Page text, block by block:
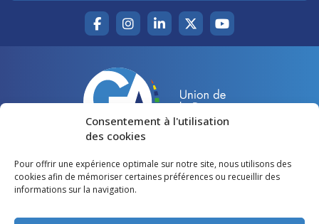
Consentement à l'utilisation
des cookies
Pour offrir une expérience optimale sur notre site, nous utilisons des
cookies afin de mémoriser certaines préférences ou recueillir des
informations sur la navigation.
Accueil
Votre canton
Lire et voir
Agir pour la Gironde
Restons en contact